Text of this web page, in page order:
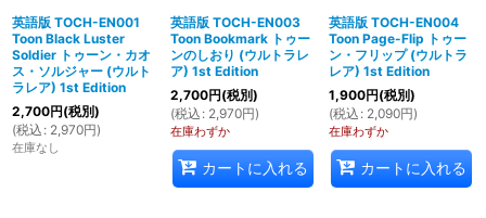
英語版 TOCH-EN001
Toon Black Luster
Soldier トゥーン・カオ
ス・ソルジャー (ウルト
ラレア) 1st Edition
2,700円(税別)
(税込 : 2,970円)
在庫なし
英語版 TOCH-EN003
Toon Bookmark トゥー
ンのしおり (ウルトラレ
ア) 1st Edition
2,700円(税別)
(税込 : 2,970円)
在庫わずか
カートに入れる
英語版 TOCH-EN004
Toon Page-Flip トゥー
ン・フリップ (ウルトラ
レア) 1st Edition
1,900円(税別)
(税込 : 2,090円)
在庫わずか
カートに入れる